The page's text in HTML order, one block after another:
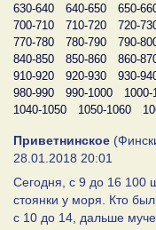
630-640
640-650 650-
700-710
710-720 720-
770-780
780-790 790-
840-850
850-860 860-
910-920
920-930 930-
980-990
990-1000 1000-
1040-1050
1050-1060
Приветнинское
28.01.2018 20:01
Сегодня, с 9 до 16 100
стоянки у моря. Кто
с 10 до 14, дальше